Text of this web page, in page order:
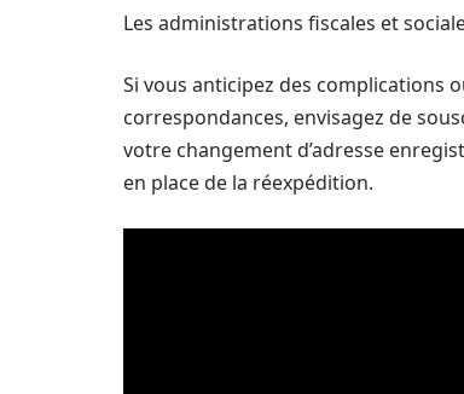
Les administrations fiscales et
Si vous anticipez des complications
correspondances, envisagez de
votre changement d’adresse
en place de la réexpédition.